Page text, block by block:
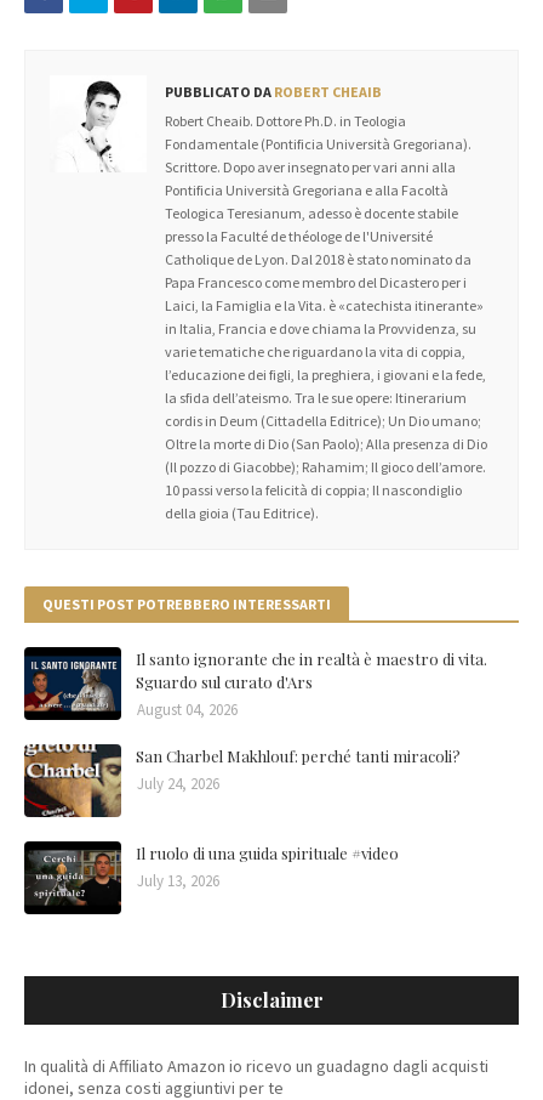
PUBBLICATO DA ROBERT CHEAIB
Robert Cheaib. Dottore Ph.D. in Teologia
Fondamentale (Pontificia Università Gregoriana).
Scrittore. Dopo aver insegnato per vari anni alla
Pontificia Università Gregoriana e alla Facoltà
Teologica Teresianum, adesso è docente stabile
presso la Faculté de théologe de l'Université
Catholique de Lyon. Dal 2018 è stato nominato da
Papa Francesco come membro del Dicastero per i
Laici, la Famiglia e la Vita. è «catechista itinerante»
in Italia, Francia e dove chiama la Provvidenza, su
varie tematiche che riguardano la vita di coppia,
l’educazione dei figli, la preghiera, i giovani e la fede,
la sfida dell’ateismo. Tra le sue opere: Itinerarium
cordis in Deum (Cittadella Editrice); Un Dio umano;
Oltre la morte di Dio (San Paolo); Alla presenza di Dio
(Il pozzo di Giacobbe); Rahamim; Il gioco dell’amore.
10 passi verso la felicità di coppia; Il nascondiglio
della gioia (Tau Editrice).
QUESTI POST POTREBBERO INTERESSARTI
Il santo ignorante che in realtà è maestro di vita.
Sguardo sul curato d'Ars
August 04, 2026
San Charbel Makhlouf: perché tanti miracoli?
July 24, 2026
Il ruolo di una guida spirituale #video
July 13, 2026
Disclaimer
In qualità di Affiliato Amazon io ricevo un guadagno dagli acquisti
idonei, senza costi aggiuntivi per te